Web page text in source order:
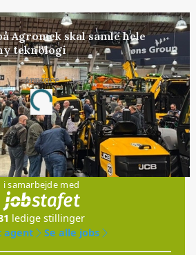
Agromek skal samle hele
teknologi
Annonce
Loading...
Jobs
i samarbejde med
ledige stillinger
agent
Se alle jobs